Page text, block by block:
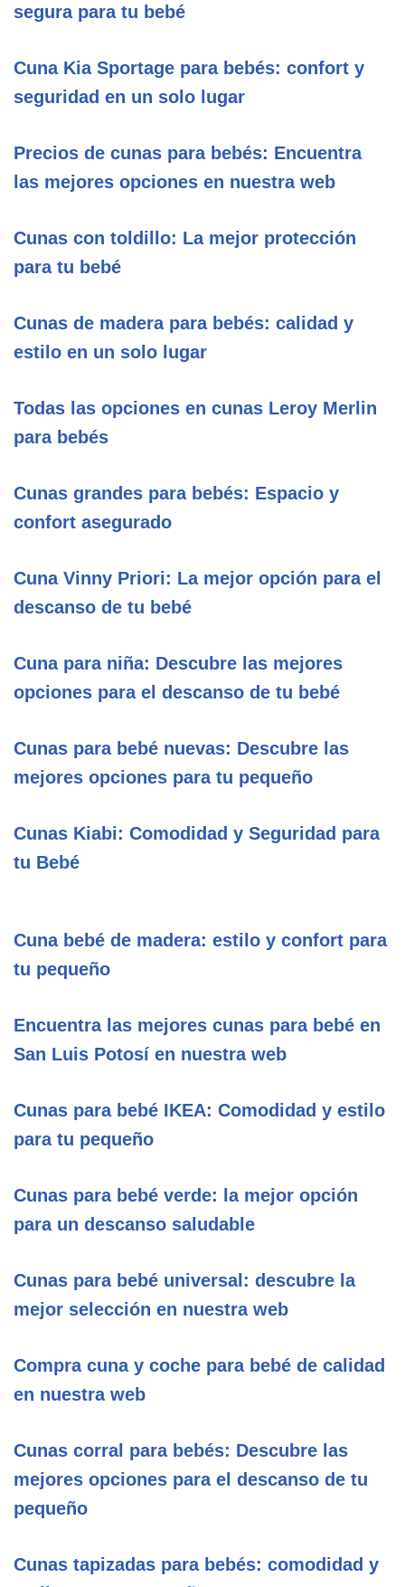
segura para tu bebé
Cuna Kia Sportage para bebés: confort y
seguridad en un solo lugar
Precios de cunas para bebés: Encuentra
las mejores opciones en nuestra web
Cunas con toldillo: La mejor protección
para tu bebé
Cunas de madera para bebés: calidad y
estilo en un solo lugar
Todas las opciones en cunas Leroy Merlin
para bebés
Cunas grandes para bebés: Espacio y
confort asegurado
Cuna Vinny Priori: La mejor opción para el
descanso de tu bebé
Cuna para niña: Descubre las mejores
opciones para el descanso de tu bebé
Cunas para bebé nuevas: Descubre las
mejores opciones para tu pequeño
Cunas Kiabi: Comodidad y Seguridad para
tu Bebé
Cuna bebé de madera: estilo y confort para
tu pequeño
Encuentra las mejores cunas para bebé en
San Luis Potosí en nuestra web
Cunas para bebé IKEA: Comodidad y estilo
para tu pequeño
Cunas para bebé verde: la mejor opción
para un descanso saludable
Cunas para bebé universal: descubre la
mejor selección en nuestra web
Compra cuna y coche para bebé de calidad
en nuestra web
Cunas corral para bebés: Descubre las
mejores opciones para el descanso de tu
pequeño
Cunas tapizadas para bebés: comodidad y